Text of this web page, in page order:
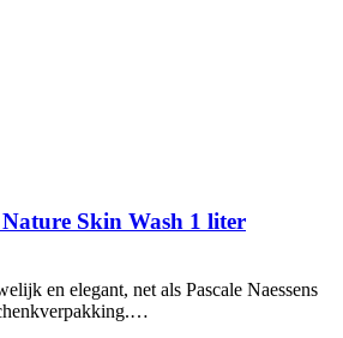
Skin Wash 1 liter
en elegant, net als Pascale Naessens